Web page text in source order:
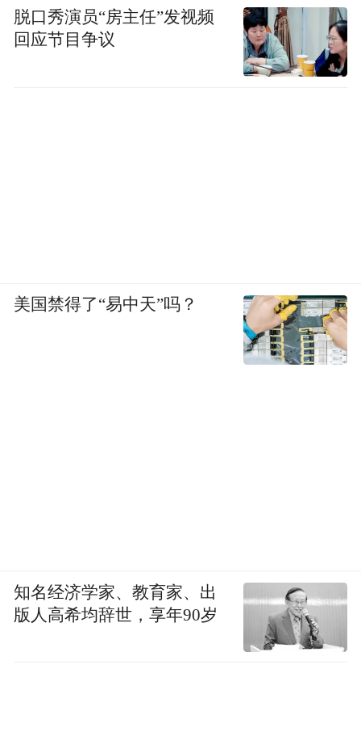
脱口秀演员“房主任”发视频
回应节目争议
美国禁得了“易中天”吗？
知名经济学家、教育家、出
版人高希均辞世，享年90岁